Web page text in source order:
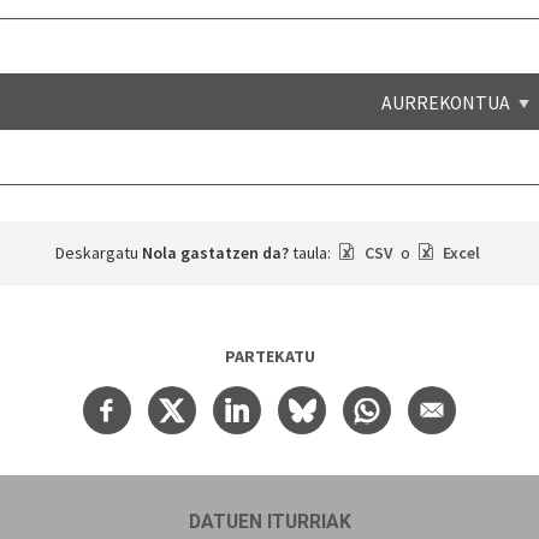
AURREKONTUA
Deskargatu Nola gastatzen da?taula: CSV o Excel
PARTEKATU
DATUEN ITURRIAK